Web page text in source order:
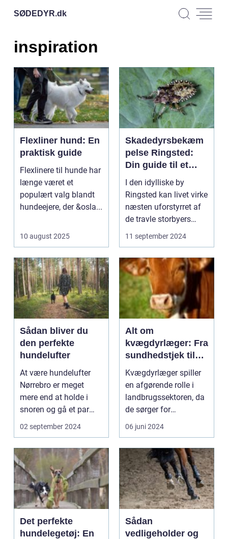
SØDEDYR.dk
inspiration
Flexliner hund: En
praktisk guide
Flexlinere til hunde har
længe været et
populært valg blandt
hundeejere, der &osla...
10 august 2025
Skadedyrsbekæm
pelse Ringsted:
Din guide til et
skadedyrfrit hjem
I den idylliske by
Ringsted kan livet virke
næsten uforstyrret af
de travle storbyers
stress o...
11 september 2024
Sådan bliver du
den perfekte
hundelufter
At være hundelufter
Nørrebro er meget
mere end at holde i
snoren og gå et par
run...
02 september 2024
Alt om
kvægdyrlæger: Fra
sundhedstjek til
sygdomsbehandli
Kvægdyrlæger spiller
en afgørende rolle i
landbrugssektoren, da
de sørger for
sundheden og
velfærden...
06 juni 2024
Det perfekte
hundelegetøj: En
Sådan
vedligeholder og